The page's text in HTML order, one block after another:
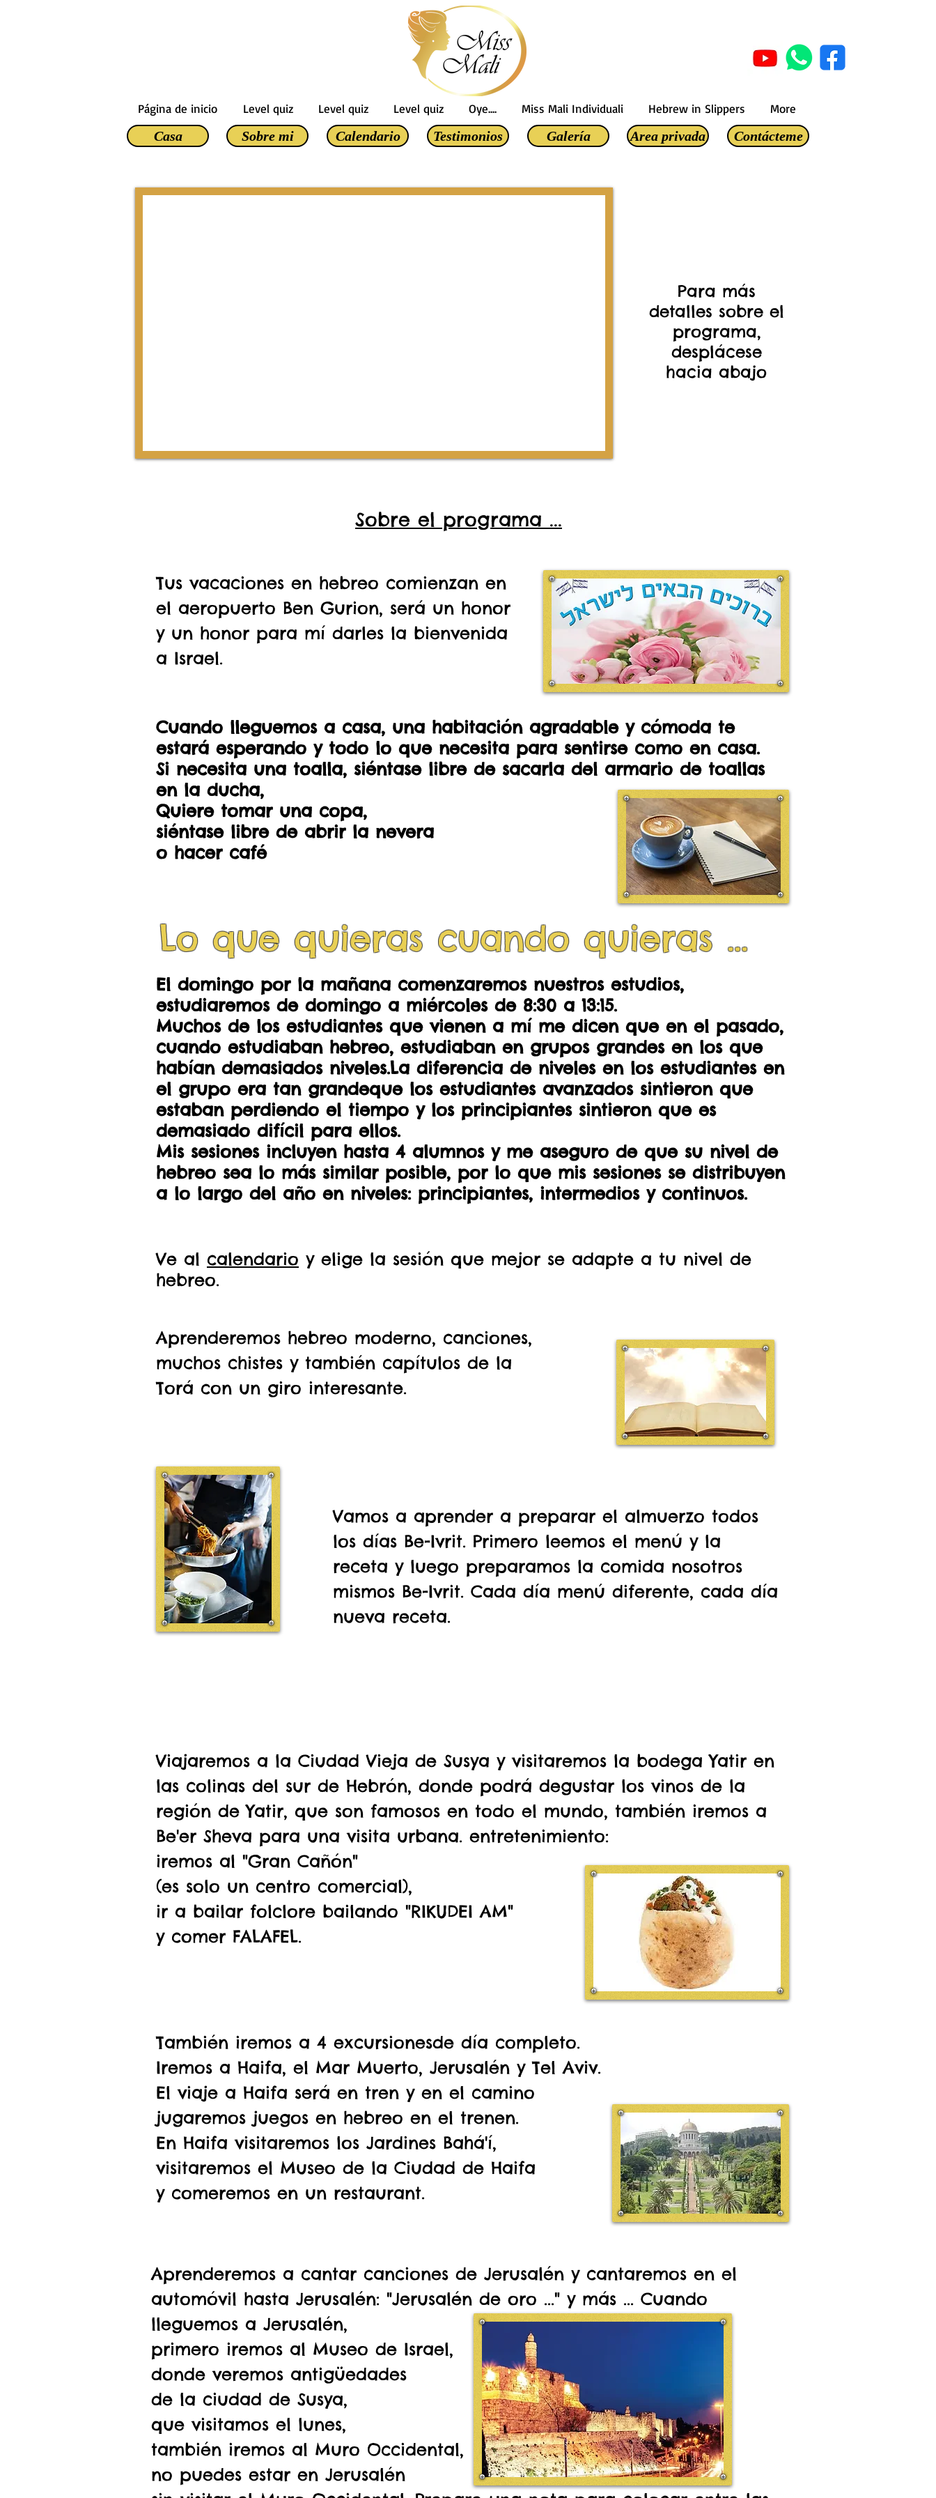
Página de inicio Level quiz Level quiz Level quiz Oye.... Miss Mali Individuali Hebrew in Slippers More
Casa Sobre mi Calendario Testimonios Galería Area privada Contácteme
Para más
detalles sobre el
programa,
desplácese
hacia abajo
Sobre el programa ...
Tus vacaciones en hebreo comienzan en
el aeropuerto Ben Gurion, será un honor
y un honor para mí darles la bienvenida
a Israel.
Cuando lleguemos a casa, una habitación agradable y cómoda te
estará esperando y todo lo que necesita para sentirse como en casa.
Si necesita una toalla, siéntase libre de sacarla del armario de toallas
en la ducha,
Quiere tomar una copa,
siéntase libre de abrir la nevera
o hacer café
Lo que quieras cuando quieras ...
El domingo por la mañana comenzaremos nuestros estudios,
estudiaremos de domingo a miércoles de 8:30 a 13:15.
Muchos de los estudiantes que vienen a mí me dicen que en el pasado,
cuando estudiaban hebreo, estudiaban en grupos grandes en los que
habían demasiados niveles.La diferencia de niveles en los estudiantes en
el grupo era tan grandeque los estudiantes avanzados sintieron que
estaban perdiendo el tiempo y los principiantes sintieron que es
demasiado difícil para ellos.
Mis sesiones incluyen hasta 4 alumnos y me aseguro de que su nivel de
hebreo sea lo más similar posible, por lo que mis sesiones se distribuyen
a lo largo del año en niveles: principiantes, intermedios y continuos.
Ve al calendario y elige la sesión que mejor se adapte a tu nivel de
hebreo.
Aprenderemos hebreo moderno, canciones,
muchos chistes y también capítulos de la
Torá con un giro interesante.
Vamos a aprender a preparar el almuerzo todos
los días Be-Ivrit. Primero leemos el menú y la
receta y luego preparamos la comida nosotros
mismos Be-Ivrit. Cada día menú diferente, cada día
nueva receta.
Viajaremos a la Ciudad Vieja de Susya y visitaremos la bodega Yatir en
las colinas del sur de Hebrón, donde podrá degustar los vinos de la
región de Yatir, que son famosos en todo el mundo, también iremos a
Be'er Sheva para una visita urbana. entretenimiento:
iremos al "Gran Cañón"
(es solo un centro comercial),
ir a bailar folclore bailando "RIKUDEI AM"
y comer FALAFEL.
También iremos a 4 excursionesde día completo.
Iremos a Haifa, el Mar Muerto, Jerusalén y Tel Aviv.
El viaje a Haifa será en tren y en el camino
jugaremos juegos en hebreo en el trenen.
En Haifa visitaremos los Jardines Bahá'í,
visitaremos el Museo de la Ciudad de Haifa
y comeremos en un restaurant.
Aprenderemos a cantar canciones de Jerusalén y cantaremos en el
automóvil hasta Jerusalén: "Jerusalén de oro ..." y más ... Cuando
lleguemos a Jerusalén,
primero iremos al Museo de Israel,
donde veremos antigüedades
de la ciudad de Susya,
que visitamos el lunes,
también iremos al Muro Occidental,
no puedes estar en Jerusalén